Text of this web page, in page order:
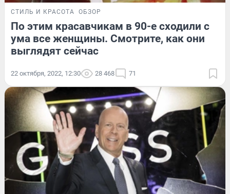
СТИЛЬ И КРАСОТА ОБЗОР
По этим красавчикам в 90-е сходили с
ума все женщины. Смотрите, как они
выглядят сейчас
22 октября, 2022, 12:30 28 468 71